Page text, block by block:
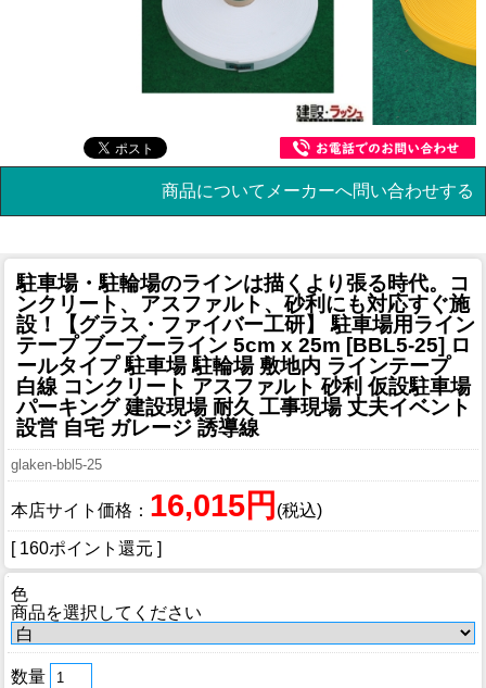
商品についてメーカーへ問い合わせする
駐車場・駐輪場のラインは描くより張る時代。コ
ンクリート、アスファルト、砂利にも対応すぐ施
設！
【グラス・ファイバー工研】 駐車場用ライン
テープ ブーブーライン 5cm x 25m [BBL5-25] ロ
ールタイプ 駐車場 駐輪場 敷地内 ラインテープ
白線 コンクリート アスファルト 砂利 仮設駐車場
パーキング 建設現場 耐久 工事現場 丈夫イベント
設営 自宅 ガレージ 誘導線
glaken-bbl5-25
本店サイト価格： 16,015円 (税込)
[ 160ポイント還元 ]
色
商品を選択してください
数量